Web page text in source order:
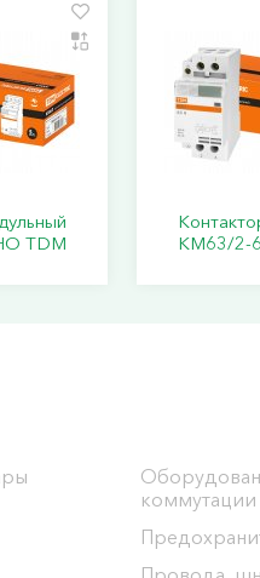
TDM
КМ63/2-
коммутации